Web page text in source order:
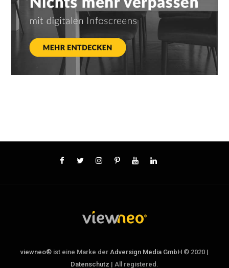
viewneo® ist eine Marke der Adversign Media GmbH © 2020 |
Datenschutz | All registered.